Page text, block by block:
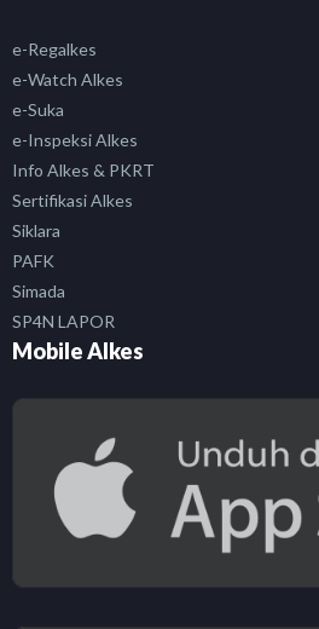
e-Regalkes
e-Watch Alkes
e-Suka
e-Inspeksi Alkes
Info Alkes & PKRT
Sertifikasi Alkes
Siklara
PAFK
Simada
SP4N LAPOR
Mobile Alkes